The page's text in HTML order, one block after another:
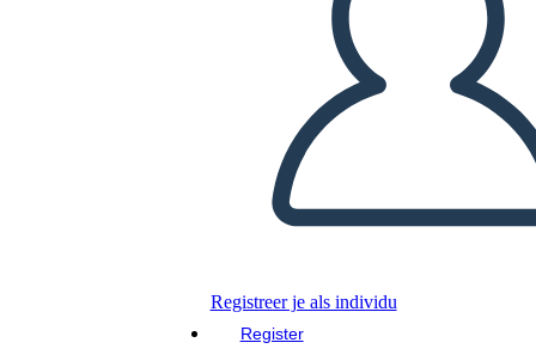
Registreer je als individu
Register
Kopieer dit Storyboard
MAAK EEN STORYBOARD
DIAVOORSTELLING AFSPELEN
LEES MIJ VOOR